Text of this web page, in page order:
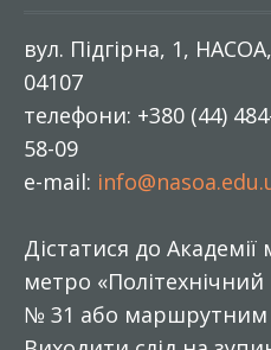
вул. Підгірна, 1,
04107
телефони: +380 (44)
58-09
e-mail:
Дістатися до Академії
метро
№ 31 або маршрутним